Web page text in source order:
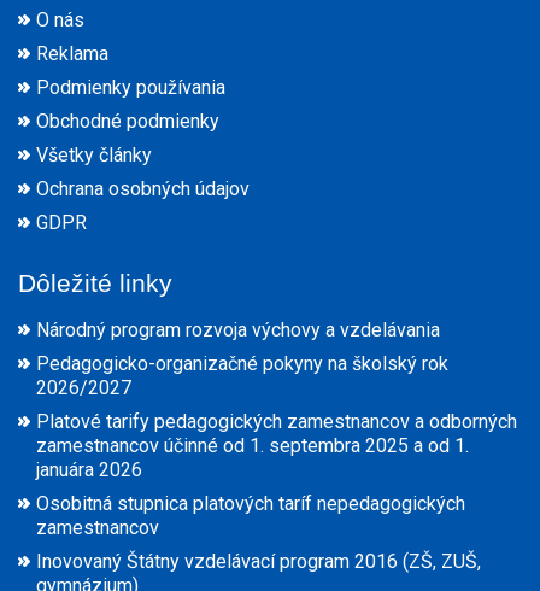
O nás
Reklama
Podmienky používania
Obchodné podmienky
Všetky články
Ochrana osobných údajov
GDPR
Dôležité linky
Národný program rozvoja výchovy a vzdelávania
Pedagogicko-organizačné pokyny na školský rok
2026/2027
Platové tarify pedagogických zamestnancov a odborných
zamestnancov účinné od 1. septembra 2025 a od 1.
januára 2026
Osobitná stupnica platových taríf nepedagogických
zamestnancov
Inovovaný Štátny vzdelávací program 2016 (ZŠ, ZUŠ,
gymnázium)